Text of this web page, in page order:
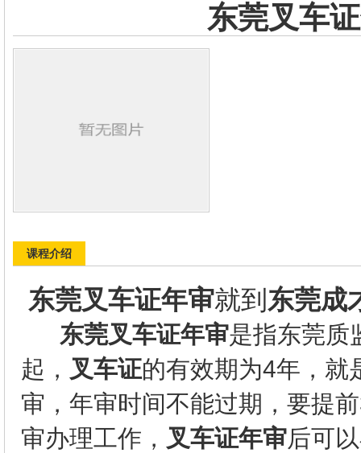
东莞叉车
课程介绍
东莞叉车证年审就到 东莞成
东莞叉车证年审是指东莞质
起， 叉车证的有效期为4年，就
审，年审时间不能过期，要提
审办理工作， 叉车证年审后可